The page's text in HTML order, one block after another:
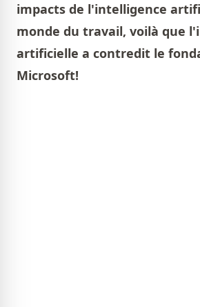
impacts de l'intelligence
monde du travail, voilà que
artificielle a contredit le
Microsoft!